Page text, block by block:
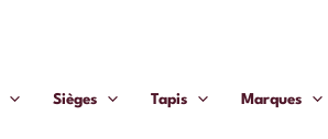
Sièges Tapis Marques